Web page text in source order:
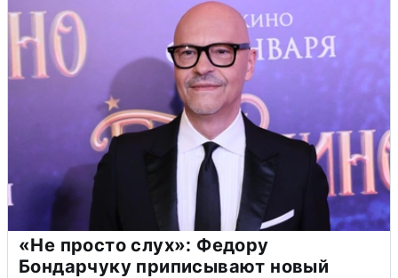
«Не просто слух»: Федору
Бондарчуку приписывают новый